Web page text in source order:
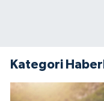
Kategori